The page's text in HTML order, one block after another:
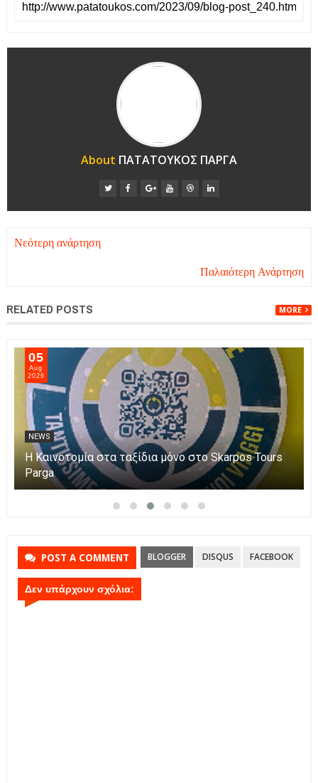
About ΠΑΤΑΤΟΥΚΟΣ ΠΑΡΓΑ
Νεότερη ανάρτηση
Παλαιότερη Ανάρτηση
RELATED POSTS MORE
05
Aug
2026
NEWS
Η Καινοτομία στα ταξίδια μόνο στο Skarpos Tours
Parga
POST A COMMENT BLOGGER DISQUS FACEBOOK
Δεν υπάρχουν σχόλια: